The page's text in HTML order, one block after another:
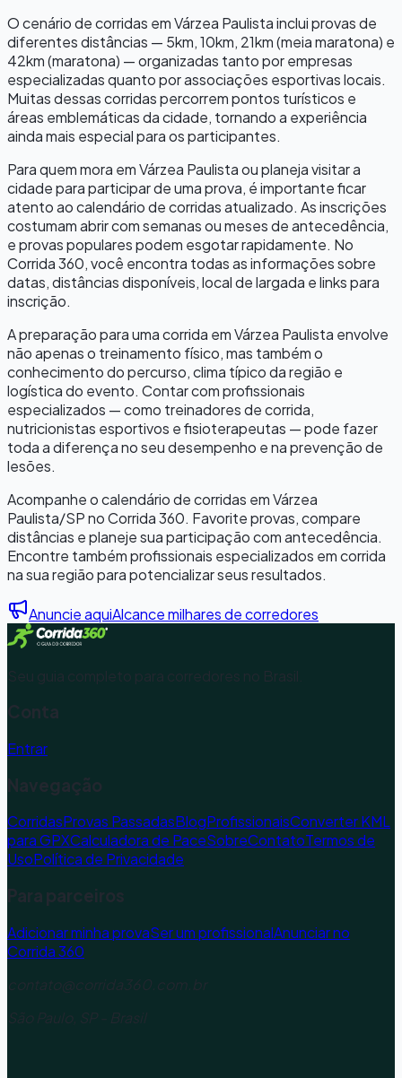
O cenário de corridas emVárzea Paulistainclui provas de
diferentes distâncias — 5km, 10km, 21km (meia maratona) e
42km (maratona) — organizadas tanto por empresas
especializadas quanto por associações esportivas locais.
Muitas dessas corridas percorrem pontos turísticos e
áreas emblemáticas da cidade, tornando a experiência
ainda mais especial para os participantes.
Para quem mora emVárzea Paulistaou planeja visitar a
cidade para participar de uma prova, é importante ficar
atento ao calendário de corridas atualizado. As inscrições
costumam abrir com semanas ou meses de antecedência,
e provas populares podem esgotar rapidamente. No
Corrida 360, você encontra todas as informações sobre
datas, distâncias disponíveis, local de largada e links para
inscrição.
A preparação para uma corrida emVárzea Paulista envolve
não apenas o treinamento físico, mas também o
conhecimento do percurso, clima típico da região e
logística do evento. Contar com profissionais
especializados — como treinadores de corrida,
nutricionistas esportivos e fisioterapeutas — pode fazer
toda a diferença no seu desempenho e na prevenção de
lesões.
Acompanhe o calendário de corridas emVárzea
Paulista/SPno Corrida 360. Favorite provas, compare
distâncias e planeje sua participação com antecedência.
Encontre também profissionais especializados em corrida
na sua região para potencializar seus resultados.
Anuncie aquiAlcance milhares de corredores
Seu guia completo para corredores no Brasil.
Conta
Entrar
Navegação
CorridasProvas PassadasBlogProfissionaisConverter KML
para GPXCalculadora de PaceSobreContatoTermos de
UsoPolítica de Privacidade
Para parceiros
Adicionar minha provaSer um profissionalAnunciar no
Corrida 360
contato@corrida360.com.br
São Paulo, SP - Brasil